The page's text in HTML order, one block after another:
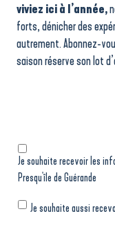
viviez ici à l’année,
forts, dénicher des
autrement. Abonnez-
saison réserve son lot